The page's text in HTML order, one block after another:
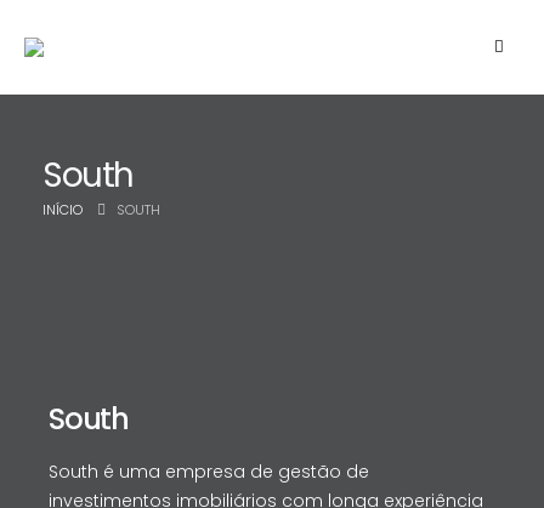
South
INÍCIO SOUTH
South
South é uma empresa de gestão de
investimentos imobiliários com longa experiência